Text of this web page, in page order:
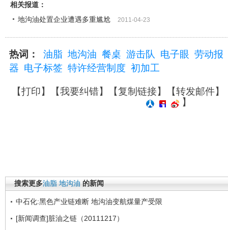
相关报道：
地沟油处置企业遭遇多重尴尬
2011-04-23
热词： 油脂 地沟油 餐桌 游击队 电子眼 劳动报
器 电子标签 特许经营制度 初加工
【打印】【我要纠错】【复制链接】【转发邮件】
】
搜索更多油脂 地沟油 的新闻
中石化:黑色产业链难断 地沟油变航煤量产受限
[新闻调查]脏油之链（20111217）